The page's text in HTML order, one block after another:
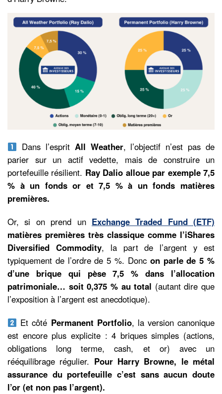
Dans l’esprit All Weather, l’objectif n’est pas de
parier sur un actif vedette, mais de construire un
portefeuille résilient. Ray Dalio alloue par exemple 7,5
% à un fonds or et 7,5 % à un fonds matières
premières.
Or, si on prend un Exchange Traded Fund (ETF)
matières premières très classique comme l’iShares
Diversified Commodity, la part de l’argent y est
typiquement de l’ordre de 5 %. Donc on parle de 5 %
d’une brique qui pèse 7,5 % dans l’allocation
patrimoniale… soit 0,375 % au total (autant dire que
l’exposition à l’argent est anecdotique).
Et côté Permanent Portfolio, la version canonique
est encore plus explicite : 4 briques simples (actions,
obligations long terme, cash, et or) avec un
rééquilibrage régulier. Pour Harry Browne, le métal
assurance du portefeuille c’est sans aucun doute
l’or (et non pas l’argent).